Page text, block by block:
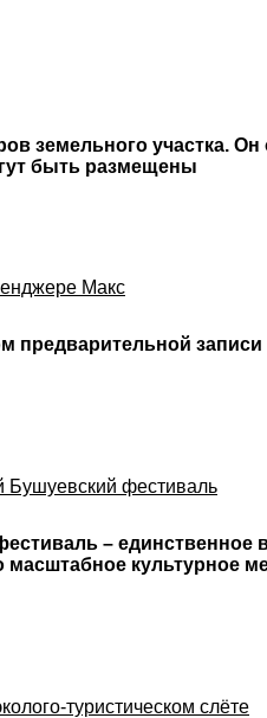
земельного участка. Он
быть размещены
Макс
предварительной
Бушуевский фестиваль
– единственное
культурное
туристическом слёте